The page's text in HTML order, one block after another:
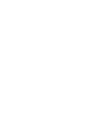
and material
applied